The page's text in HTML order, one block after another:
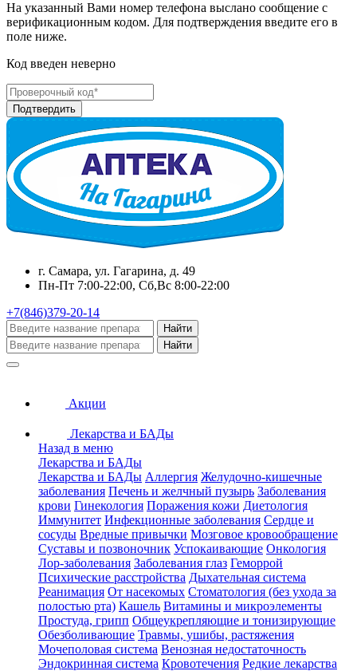
На указанный Вами номер телефона выслано сообщение с
верификационным кодом. Для подтверждения введите его в
поле ниже.
Код введен неверно
г. Самара, ул. Гагарина, д. 49
Пн-Пт 7:00-22:00, Сб,Вс 8:00-22:00
+7(846)379-20-14
Найти
Найти
Акции
Лекарства и БАДы
Назад в меню
Лекарства и БАДы
Лекарства и БАДы Аллергия Желудочно-кишечные
заболевания Печень и желчный пузырь Заболевания
крови Гинекология Поражения кожи Диетология
Иммунитет Инфекционные заболевания Сердце и
сосуды Вредные привычки Мозговое кровообращение
Суставы и позвоночник Успокаивающие Онкология
Лор-заболевания Заболевания глаз Геморрой
Психические расстройства Дыхательная система
Реанимация От насекомых Стоматология (без ухода за
полостью рта) Кашель Витамины и микроэлементы
Простуда, грипп Общеукрепляющие и тонизирующие
Обезболивающие Травмы, ушибы, растяжения
Мочеполовая система Венозная недостаточность
Эндокринная система Кровотечения Редкие лекарства